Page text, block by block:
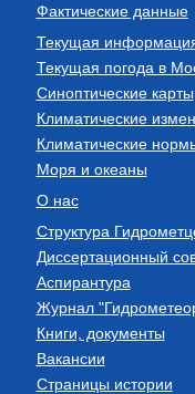
Фактические данные
Текущая
Текущая погода в
Синоптические карты
Климатические
Климатические
Моря и океаны
О нас
Структура
Диссертационный
Аспирантура
Журнал
Книги, документы
Вакансии
Страницы истории